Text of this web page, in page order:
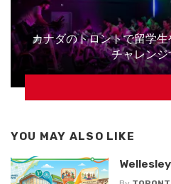
カナダのトロントで留学
チャレンジ
YOU MAY ALSO LIKE